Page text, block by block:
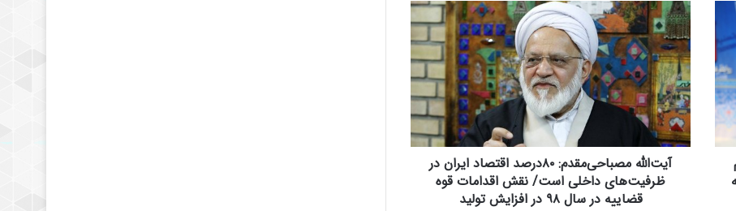
آ
ی
ت‌
ا
ل
ل
ه
م
ص
آیت‌الله مصباحی‌مقدم: ۸۰درصد اقتصاد ایران در
ظرفیت‌های داخلی است/ نقش اقدامات قوه
قضاییه در سال ۹۸ در افزایش تولید